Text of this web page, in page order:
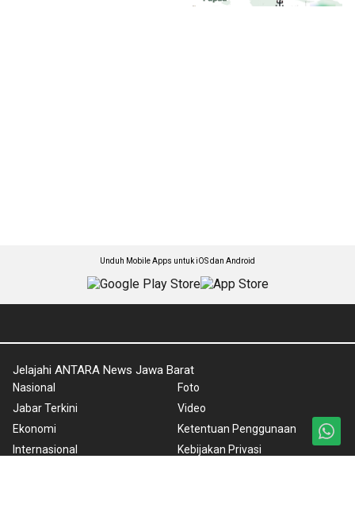
Unduh Mobile Apps untuk iOS dan Android
Jelajahi ANTARA News Jawa Barat
Nasional
Jabar Terkini
Ekonomi
Internasional
Foto
Video
Ketentuan Penggunaan
Kebijakan Privasi